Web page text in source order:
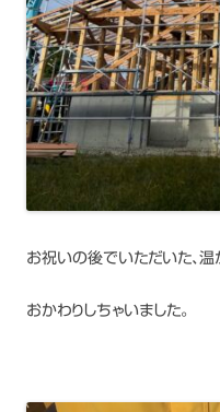
お祝いの後でいただいた、温
おかわりしちゃいました。